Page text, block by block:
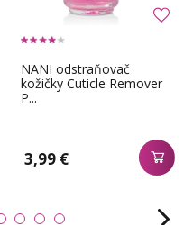
NANI odstraňovač
kožičky Cuticle Remover
P...
3,99 €